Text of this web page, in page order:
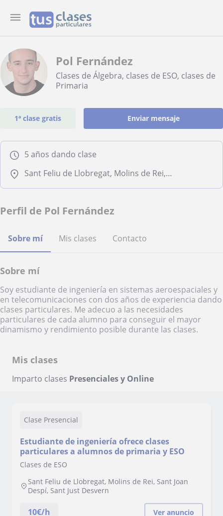
Pol Fernández
Clases de Álgebra, clases de ESO, clases de
Primaria
1ª clase gratis Enviar mensaje
5 años dando clase
Sant Feliu de Llobregat, Molins de Rei, Sant Joan Despí, Sant Just Desvern
Perfil de Pol Fernández
Sobre mí Mis clases Contacto
Sobre mí
Soy estudiante de ingeniería en sistemas aeroespaciales y
en telecomunicaciones con dos años de experiencia dando
clases particulares. Me adecuo a las necesidades
particulares de cada alumno para conseguir el mayor
dinamismo y rendimiento posible durante las clases.
Mis clases
Imparto clases Presenciales y Online
Clase Presencial
Estudiante de ingeniería ofrece clases
particulares a alumnos de primaria y ESO
Clases de ESO
Sant Feliu de Llobregat, Molins de Rei, Sant Joan
Despí, Sant Just Desvern
10€/h Ver anuncio